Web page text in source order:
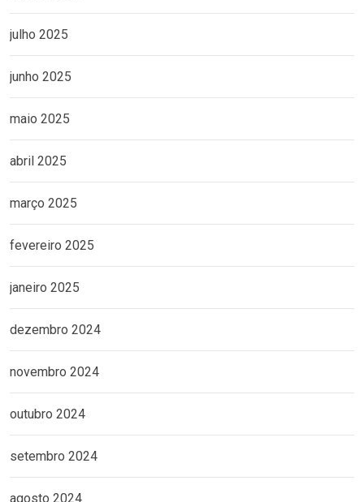
julho 2025
junho 2025
maio 2025
abril 2025
março 2025
fevereiro 2025
janeiro 2025
dezembro 2024
novembro 2024
outubro 2024
setembro 2024
agosto 2024